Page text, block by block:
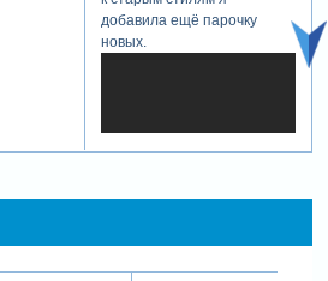
добавила ещё парочку
новых.